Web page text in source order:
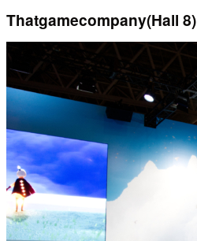
Thatgamecompany(Hall 8)